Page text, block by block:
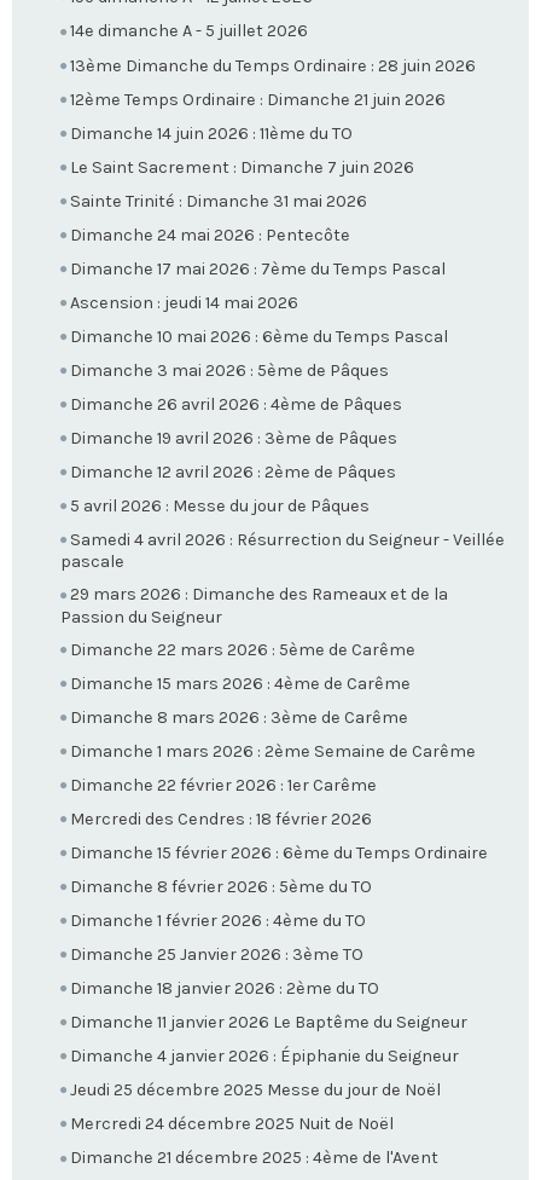
14e dimanche A - 5 juillet 2026
13ème Dimanche du Temps Ordinaire : 28 juin 2026
12ème Temps Ordinaire : Dimanche 21 juin 2026
Dimanche 14 juin 2026 : 11ème du TO
Le Saint Sacrement : Dimanche 7 juin 2026
Sainte Trinité : Dimanche 31 mai 2026
Dimanche 24 mai 2026 : Pentecôte
Dimanche 17 mai 2026 : 7ème du Temps Pascal
Ascension : jeudi 14 mai 2026
Dimanche 10 mai 2026 : 6ème du Temps Pascal
Dimanche 3 mai 2026 : 5ème de Pâques
Dimanche 26 avril 2026 : 4ème de Pâques
Dimanche 19 avril 2026 : 3ème de Pâques
Dimanche 12 avril 2026 : 2ème de Pâques
5 avril 2026 : Messe du jour de Pâques
Samedi 4 avril 2026 : Résurrection du Seigneur - Veillée
pascale
29 mars 2026 : Dimanche des Rameaux et de la
Passion du Seigneur
Dimanche 22 mars 2026 : 5ème de Carême
Dimanche 15 mars 2026 : 4ème de Carême
Dimanche 8 mars 2026 : 3ème de Carême
Dimanche 1 mars 2026 : 2ème Semaine de Carême
Dimanche 22 février 2026 : 1er Carême
Mercredi des Cendres : 18 février 2026
Dimanche 15 février 2026 : 6ème du Temps Ordinaire
Dimanche 8 février 2026 : 5ème du TO
Dimanche 1 février 2026 : 4ème du TO
Dimanche 25 Janvier 2026 : 3ème TO
Dimanche 18 janvier 2026 : 2ème du TO
Dimanche 11 janvier 2026 Le Baptême du Seigneur
Dimanche 4 janvier 2026 : Épiphanie du Seigneur
Jeudi 25 décembre 2025 Messe du jour de Noël
Mercredi 24 décembre 2025 Nuit de Noël
Dimanche 21 décembre 2025 : 4ème de l'Avent